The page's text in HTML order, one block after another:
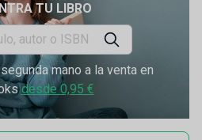
TU LIBRO
mano a la venta en
desde 0,95 €